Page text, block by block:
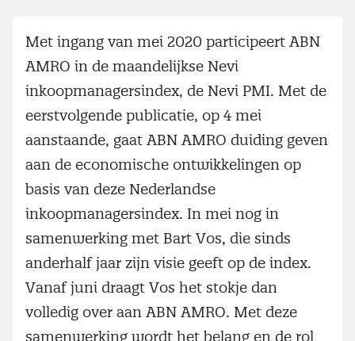
Met ingang van mei 2020 participeert ABN
AMRO in de maandelijkse Nevi
inkoopmanagersindex, de Nevi PMI. Met de
eerstvolgende publicatie, op 4 mei
aanstaande, gaat ABN AMRO duiding geven
aan de economische ontwikkelingen op
basis van deze Nederlandse
inkoopmanagersindex. In mei nog in
samenwerking met Bart Vos, die sinds
anderhalf jaar zijn visie geeft op de index.
Vanaf juni draagt Vos het stokje dan
volledig over aan ABN AMRO. Met deze
samenwerking wordt het belang en de rol